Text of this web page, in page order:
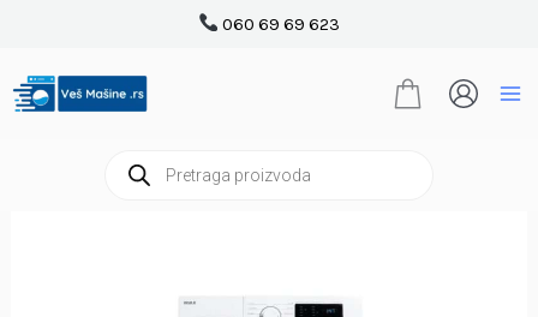
sadržaj
060 69 69 623
search